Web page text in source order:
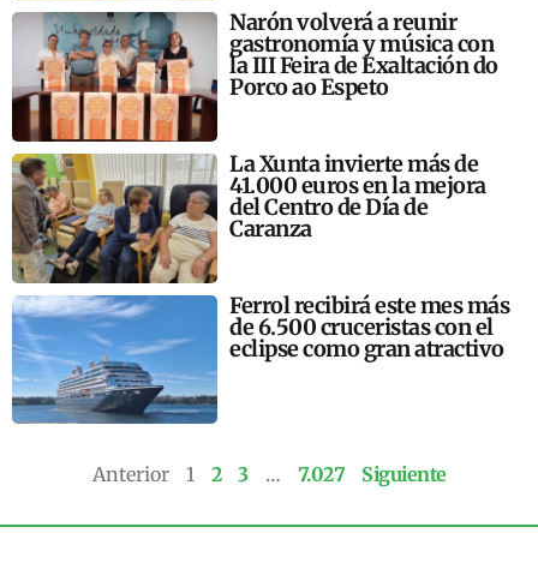
Narón volverá a reunir
gastronomía y música con
la III Feira de Exaltación do
Porco ao Espeto
La Xunta invierte más de
41.000 euros en la mejora
del Centro de Día de
Caranza
Ferrol recibirá este mes más
de 6.500 cruceristas con el
eclipse como gran atractivo
Anterior 1 2 3 … 7.027 Siguiente